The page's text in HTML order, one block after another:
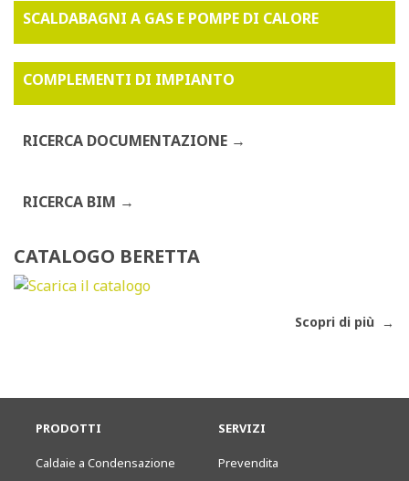
SCALDABAGNI A GAS E POMPE DI CALORE
COMPLEMENTI DI IMPIANTO
RICERCA DOCUMENTAZIONE
RICERCA BIM
CATALOGO BERETTA
Scopri di più
PRODOTTI
Caldaie a Condensazione
SERVIZI
Prevendita